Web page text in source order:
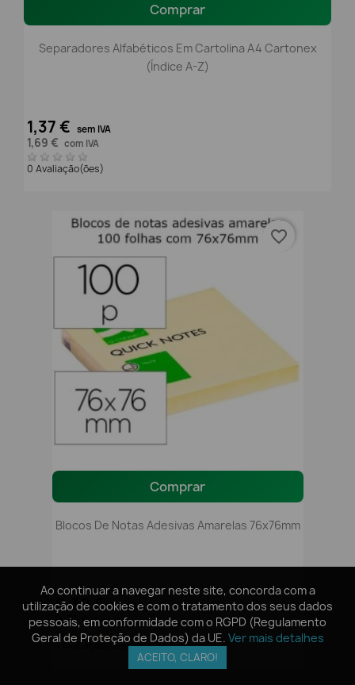
Ao continuar a navegar neste site, concorda com a
utilização de cookies e com o tratamento dos seus dados
pessoais, em conformidade com o RGPD (Regulamento
Geral de Proteção de Dados) da UE. Ver mais detalhes
ACEITO, CLARO!
Comprar
Separadores Alfabéticos Em Cartolina A4 Cartonex
(Índice A-Z)
1,37 € sem IVA
1,69 € com IVA
0 Avaliação(ões)
Comprar
Blocos De Notas Adesivas Amarelas 76x76mm
0,30 € sem IVA
0,37 € com IVA
1 Avaliação(ões)
favorite_border
Ao continuar a navegar neste site, concorda com a
utilização de cookies e com o tratamento dos seus dados
pessoais, em conformidade com o RGPD (Regulamento
Geral de Proteção de Dados) da UE. Ver mais detalhes
ACEITO, CLARO!